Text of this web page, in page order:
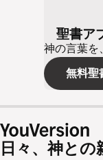
聖書ア
神の言葉を
無料聖
日々、神と